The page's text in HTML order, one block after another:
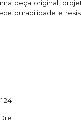
peça original,
durabilidade e